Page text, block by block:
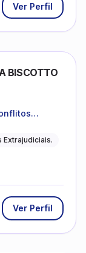
Ver Perfil
BISCOTTO
-
Ver Perfil